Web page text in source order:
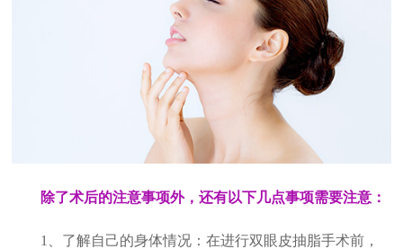
除了术后的注意事项外，还有以下几点事项需要注意：
1、了解自己的身体情况：在进行双眼皮抽脂手术前，